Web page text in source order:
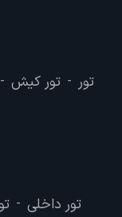
تور - تور کیش -
تور داخلی -